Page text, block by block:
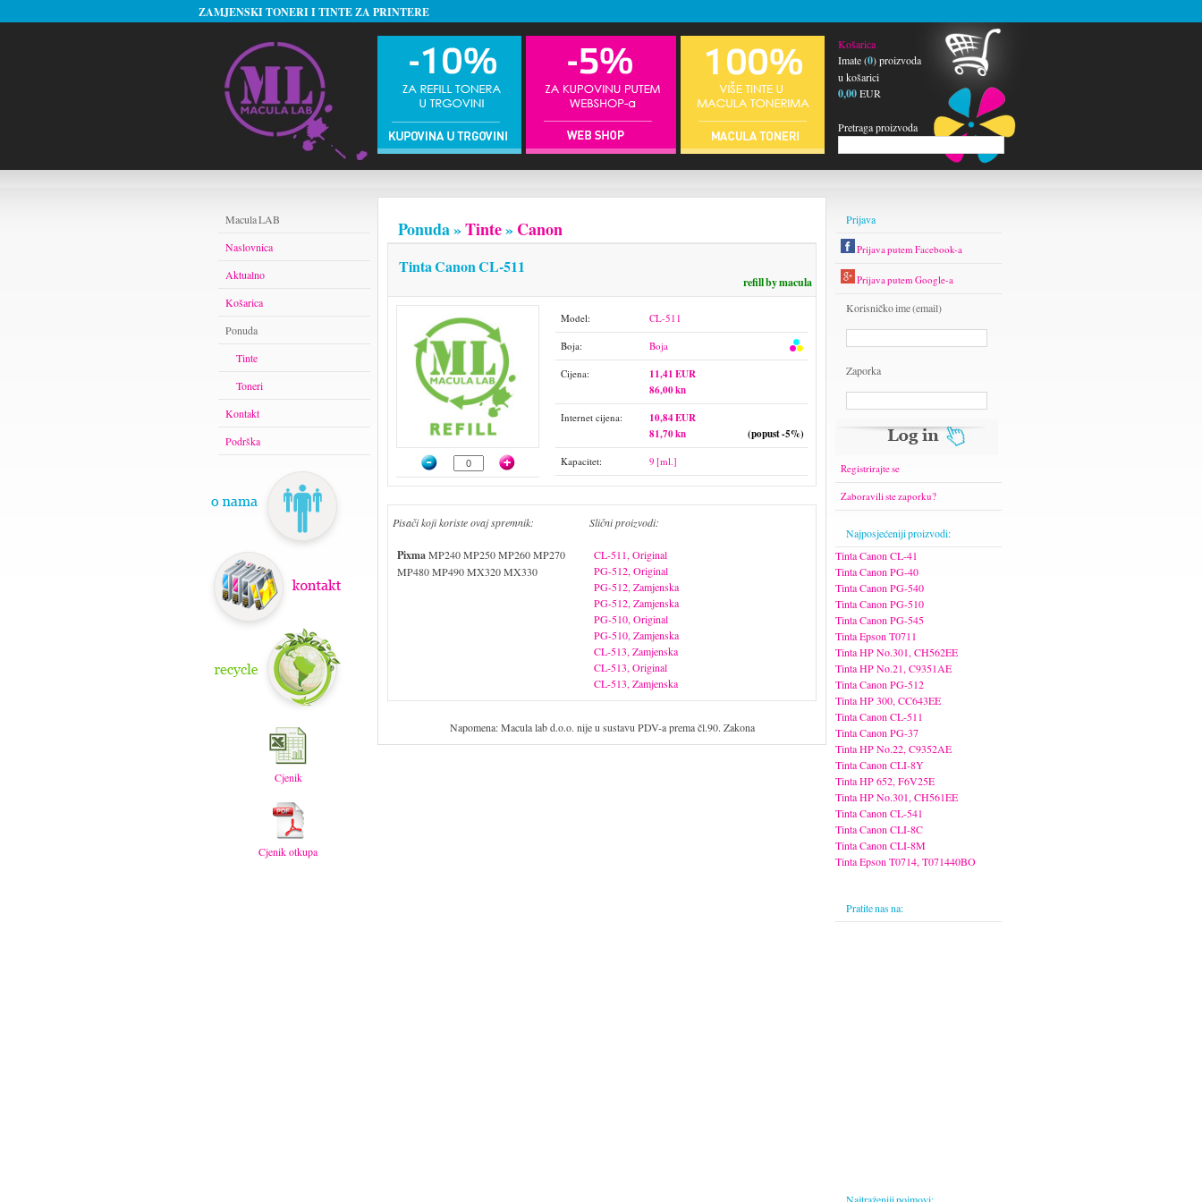
ZAMJENSKI TONERI I TINTE ZA PRINTERE
Košarica
Imate (0) proizvoda
u košarici
0,00EUR
Pretraga proizvoda
Ponuda »Tinte»Canon
Tinta Canon CL-511
refill by macula
Model: CL-511
Boja: Boja
Cijena:
11,41 EUR
86,00 kn
Internet cijena:
10,84 EUR
81,70 kn
(popust -5%)
Kapacitet: 9 [ml.]
Pisači koji koriste ovaj spremnik:
PixmaMP240 MP250 MP260 MP270
MP480 MP490 MX320 MX330
Slični proizvodi:
CL-511, Original
PG-512, Original
PG-512, Zamjenska
PG-512, Zamjenska
PG-510, Original
PG-510, Zamjenska
CL-513, Zamjenska
CL-513, Original
CL-513, Zamjenska
Napomena: Macula lab d.o.o. nije u sustavu PDV-a prema čl.90. Zakona
Prijava
Prijava putem Facebook-a
Prijava putem Google-a
Korisničko ime (email)
Zaporka
Registrirajte se
Zaboravili ste zaporku?
Najposjećeniji proizvodi:
Tinta Canon CL-41
Tinta Canon PG-40
Tinta Canon PG-540
Tinta Canon PG-510
Tinta Canon PG-545
Tinta Epson T0711
Tinta HP No.301, CH562EE
Tinta HP No.21, C9351AE
Tinta Canon PG-512
Tinta HP 300, CC643EE
Tinta Canon CL-511
Tinta Canon PG-37
Tinta HP No.22, C9352AE
Tinta Canon CLI-8Y
Tinta HP 652, F6V25E
Tinta HP No.301, CH561EE
Tinta Canon CL-541
Tinta Canon CLI-8C
Tinta Canon CLI-8M
Tinta Epson T0714, T071440BO
Pratite nas na:
Macula LAB
Naslovnica
Aktualno
Košarica
Ponuda
Tinte
Toneri
Kontakt
Podrška
Cjenik
Cjenik otkupa